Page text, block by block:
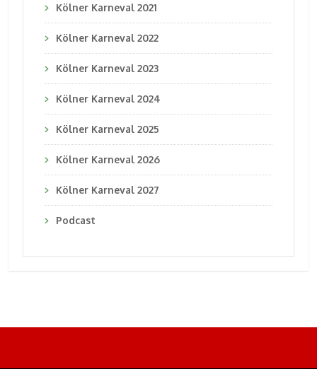
Kölner Karneval 2021
Kölner Karneval 2022
Kölner Karneval 2023
Kölner Karneval 2024
Kölner Karneval 2025
Kölner Karneval 2026
Kölner Karneval 2027
Podcast